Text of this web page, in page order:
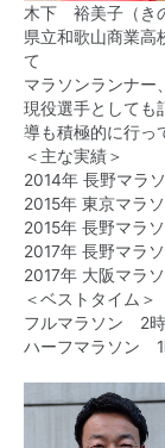
木下 裕美子（き
県立和歌山商業高
て
マラソンランナー
現役選手としても
導も積極的に行っ
＜主な実績＞
2014年 長野マラ
2015年 東京マラ
2015年 長野マラ
2017年 長野マラ
2017年 大阪マラ
＜ベストタイム＞
フルマラソン 2
ハーフマラソン 1